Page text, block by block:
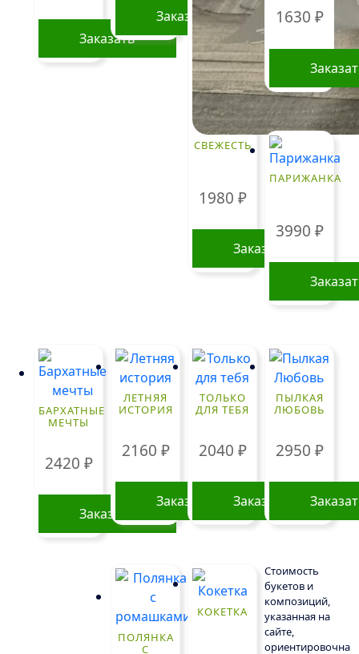
Заказать
Заказать
СВЕЖЕСТЬ
1980 ₽
Заказать
1630 ₽
ПАРИЖАНКА
3990 ₽
БАРХАТНЫЕ
МЕЧТЫ
2420 ₽
Заказать
ЛЕТНЯЯ
ИСТОРИЯ
2160 ₽
Заказать
ТОЛЬКО
ДЛЯ ТЕБЯ
2040 ₽
Заказать
ПЫЛКАЯ
ЛЮБОВЬ
2950 ₽
ПОЛЯНКА
С
КОКЕТКА
Стоимость
букетов и
композиций,
указанная на
сайте,
ориентировочна